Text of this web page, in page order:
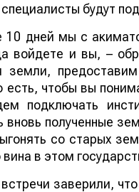
будут
10 дней мы с
войдете и вы, –
земли,
есть, чтобы вы
подключать
вновь полученные
со старых
вина в этом
заверили,